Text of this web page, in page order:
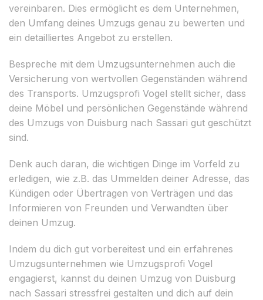
vereinbaren. Dies ermöglicht es dem Unternehmen,
den Umfang deines Umzugs genau zu bewerten und
ein detailliertes Angebot zu erstellen.
Bespreche mit dem Umzugsunternehmen auch die
Versicherung von wertvollen Gegenständen während
des Transports. Umzugsprofi Vogel stellt sicher, dass
deine Möbel und persönlichen Gegenstände während
des Umzugs von Duisburg nach Sassari gut geschützt
sind.
Denk auch daran, die wichtigen Dinge im Vorfeld zu
erledigen, wie z.B. das Ummelden deiner Adresse, das
Kündigen oder Übertragen von Verträgen und das
Informieren von Freunden und Verwandten über
deinen Umzug.
Indem du dich gut vorbereitest und ein erfahrenes
Umzugsunternehmen wie Umzugsprofi Vogel
engagierst, kannst du deinen Umzug von Duisburg
nach Sassari stressfrei gestalten und dich auf dein